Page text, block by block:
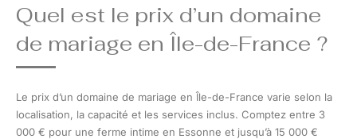
Quel est le prix d’un domaine
de mariage en Île-de-France ?
Le prix d’un domaine de mariage en Île-de-France varie selon la
localisation, la capacité et les services inclus. Comptez entre 3
000 € pour une ferme intime en Essonne et jusqu’à 15 000 €